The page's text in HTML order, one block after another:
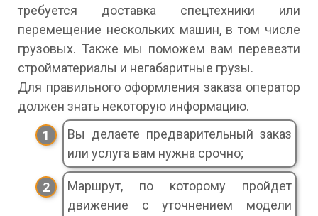
требуется доставка спецтехники или
перемещение нескольких машин, в том числе
грузовых. Также мы поможем вам перевезти
стройматериалы и негабаритные грузы.
Для правильного оформления заказа оператор
должен знать некоторую информацию.
Вы делаете предварительный заказ
или услуга вам нужна срочно;
Маршрут, по которому пройдет
движение с уточнением модели